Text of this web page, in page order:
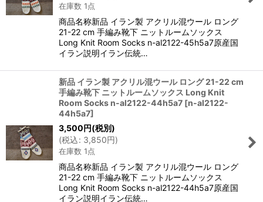
在庫数 1点
商品名称新品 イラン製 アクリル混ウール ロング
21-22 cm 手編み靴下 ニットルームソックス
Long Knit Room Socks n-al2122-45h5a7原産国
イラン説明イラン伝統…
新品 イラン製 アクリル混ウール ロング 21-22 cm
手編み靴下 ニットルームソックス Long Knit
Room Socks n-al2122-44h5a7 [n-al2122-
44h5a7]
3,500円(税別)
(税込: 3,850円)
在庫数 1点
商品名称新品 イラン製 アクリル混ウール ロング
21-22 cm 手編み靴下 ニットルームソックス
Long Knit Room Socks n-al2122-44h5a7原産国
イラン説明イラン伝統…